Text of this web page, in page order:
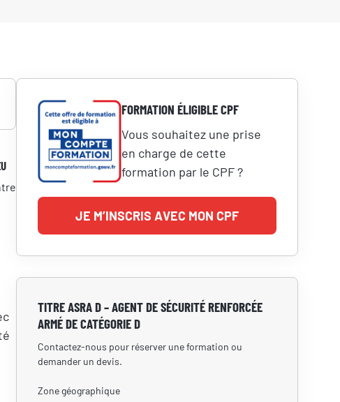
FORMATION ÉLIGIBLE CPF
Vous souhaitez une prise
en charge de cette
formation par le CPF ?
JE M’INSCRIS AVEC MON CPF
TITRE ASRA D – AGENT DE SÉCURITÉ RENFORCÉE
ARMÉ DE CATÉGORIE D
Contactez-nous pour réserver une formation ou
demander un devis.
Zone géographique